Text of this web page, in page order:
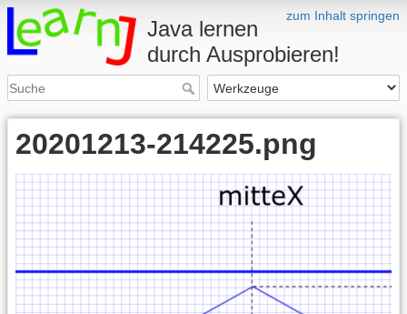
zum Inhalt springen
Java lernen
durch Ausprobieren!
20201213-214225.png